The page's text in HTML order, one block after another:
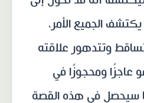
الجميع الأمر،
وتتدهور علاقته
عاجزًا ومحجوزًا في
سيحصل في هذه القصة